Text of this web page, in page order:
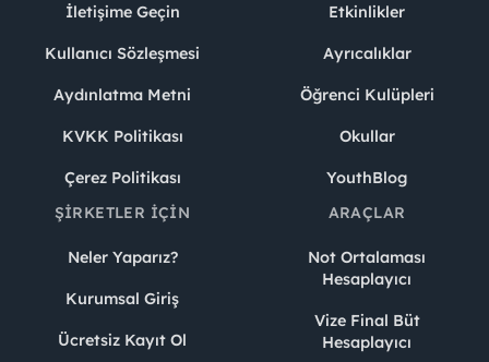
İletişime Geçin
Kullanıcı Sözleşmesi
Aydınlatma Metni
KVKK Politikası
Çerez Politikası
Etkinlikler
Ayrıcalıklar
Öğrenci Kulüpleri
Okullar
YouthBlog
ŞIRKETLER İÇIN
Neler Yaparız?
Kurumsal Giriş
Ücretsiz Kayıt Ol
ARAÇLAR
Not Ortalaması
Hesaplayıcı
Vize Final Büt
Hesaplayıcı